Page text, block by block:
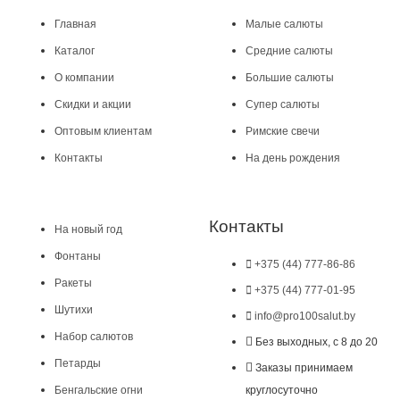
Главная
Каталог
О компании
Скидки и акции
Оптовым клиентам
Контакты
Малые салюты
Средние салюты
Большие салюты
Супер салюты
Римские свечи
На день рождения
На новый год
Фонтаны
Ракеты
Шутихи
Набор салютов
Петарды
Бенгальские огни
Контакты
+375 (44) 777-86-86
+375 (44) 777-01-95
info@pro100salut.by
Без выходных, с 8 до 20
Заказы принимаем
круглосуточно